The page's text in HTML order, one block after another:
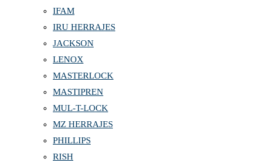
IFAM
IRU HERRAJES
JACKSON
LENOX
MASTERLOCK
MASTIPREN
MUL-T-LOCK
MZ HERRAJES
PHILLIPS
RISH